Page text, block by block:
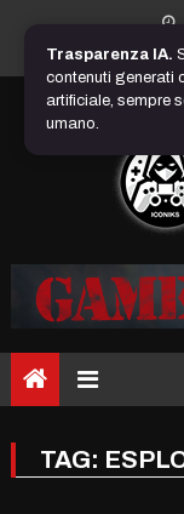
content
TAG:
Trasparenza IA.
contenuti generati
artificiale, sempre
umano.